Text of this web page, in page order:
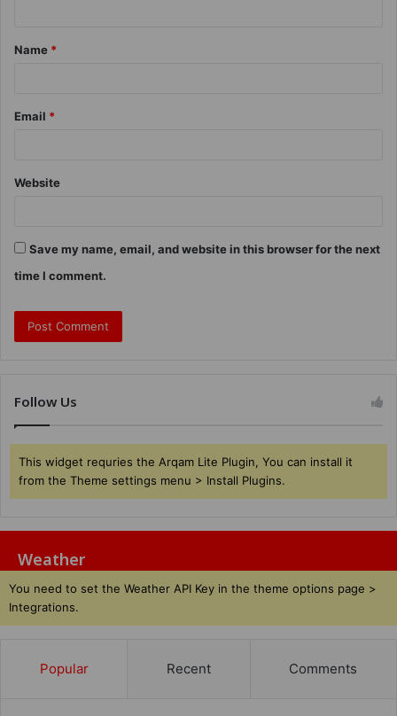
Name *
Email *
Website
Save my name, email, and website in this browser for the next
time I comment.
Follow Us
This widget requries the Arqam Lite Plugin, You can install it
from the Theme settings menu > Install Plugins.
Weather
You need to set the Weather API Key in the theme options page >
Integrations.
Popular Recent Comments